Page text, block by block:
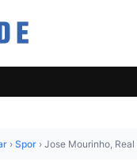
› Spor › Jose Mourinho, Real